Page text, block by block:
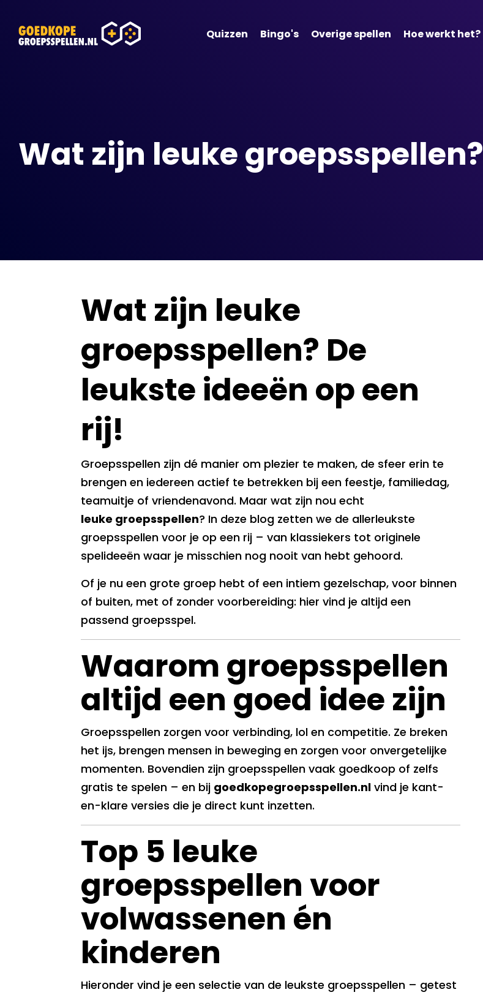
Quizzen Bingo's Overige spellen Hoe werkt het?
Wat zijn leuke groepsspellen?
Wat zijn leuke
groepsspellen? De
leukste ideeën op een
rij!
Groepsspellen zijn dé manier om plezier te maken, de sfeer erin te
brengen en iedereen actief te betrekken bij een feestje, familiedag,
teamuitje of vriendenavond. Maar wat zijn nou echt
leuke groepsspellen? In deze blog zetten we de allerleukste
groepsspellen voor je op een rij – van klassiekers tot originele
spelideeën waar je misschien nog nooit van hebt gehoord.
Of je nu een grote groep hebt of een intiem gezelschap, voor binnen
of buiten, met of zonder voorbereiding: hier vind je altijd een
passend groepsspel.
Waarom groepsspellen
altijd een goed idee zijn
Groepsspellen zorgen voor verbinding, lol en competitie. Ze breken
het ijs, brengen mensen in beweging en zorgen voor onvergetelijke
momenten. Bovendien zijn groepsspellen vaak goedkoop of zelfs
gratis te spelen – en bij goedkopegroepsspellen.nl vind je kant-
en-klare versies die je direct kunt inzetten.
Top 5 leuke
groepsspellen voor
volwassenen én
kinderen
Hieronder vind je een selectie van de leukste groepsspellen – getest